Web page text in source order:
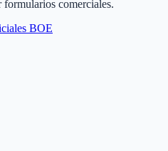
comerciales.
BOE